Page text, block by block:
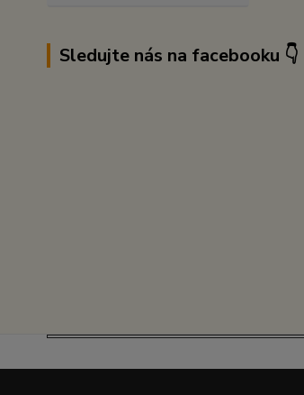
Sledujte nás na facebooku 👇